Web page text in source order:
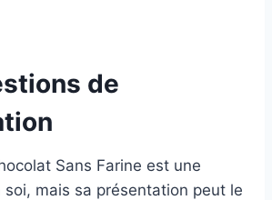
de
Sans Farine est une
mais sa présentation peut le